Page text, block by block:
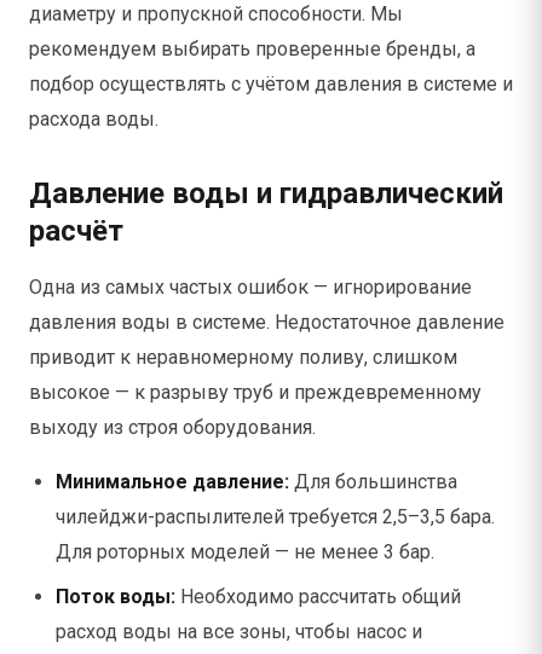
диаметру и пропускной способности. Мы
рекомендуем выбирать проверенные бренды, а
подбор осуществлять с учётом давления в системе и
расхода воды.
Давление воды и гидравлический
расчёт
Одна из самых частых ошибок — игнорирование
давления воды в системе. Недостаточное давление
приводит к неравномерному поливу, слишком
высокое — к разрыву труб и преждевременному
выходу из строя оборудования.
Минимальное давление: Для большинства
чилейджи-распылителей требуется 2,5–3,5 бара.
Для роторных моделей — не менее 3 бар.
Поток воды: Необходимо рассчитать общий
расход воды на все зоны, чтобы насос и